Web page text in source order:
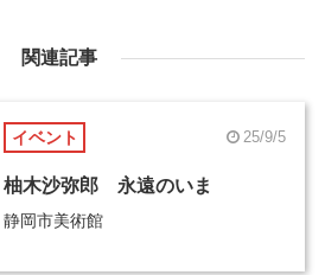
関連記事
イベント 25/9/5
柚木沙弥郎 永遠のいま
静岡市美術館